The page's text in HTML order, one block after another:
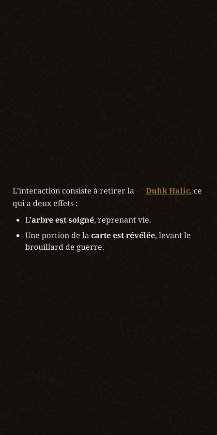
L’interaction consiste à retirer la Duhk Halic, ce
qui a deux effets :
L’arbre est soigné, reprenant vie.
Une portion de la carte est révélée, levant le
brouillard de guerre.